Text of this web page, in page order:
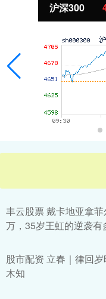
沪深300
丰云股票 戴卡地亚拿
万，35岁王虹的逆袭有
股市配资 立春｜律回
木知